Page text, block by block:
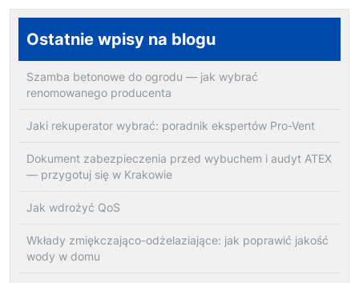
Ostatnie wpisy na blogu
Szamba betonowe do ogrodu — jak wybrać
renomowanego producenta
Jaki rekuperator wybrać: poradnik ekspertów Pro-Vent
Dokument zabezpieczenia przed wybuchem i audyt ATEX
— przygotuj się w Krakowie
Jak wdrożyć QoS
Wkłady zmiękczająco-odżelaziające: jak poprawić jakość
wody w domu